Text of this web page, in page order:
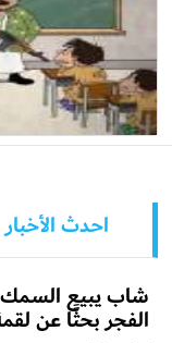
احدث الأخبار
شاب يبيع السمك
الفجر بحثًا عن